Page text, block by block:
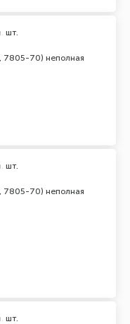
70) неполная
шт.
70) неполная
шт.
шт.